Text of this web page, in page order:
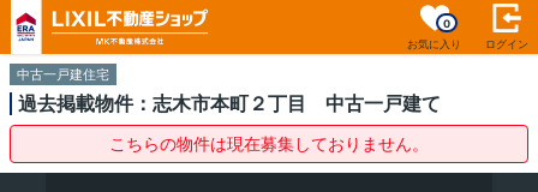
お気に入り
0
ログイン
中古一戸建住宅
過去掲載物件：志木市本町２丁目 中古一戸建て
こちらの物件は現在募集しておりません。